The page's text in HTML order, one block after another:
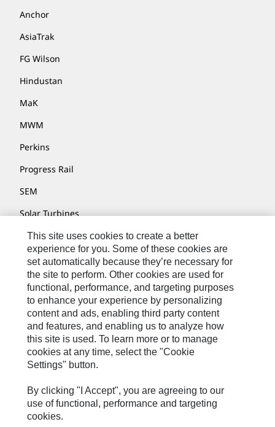
Anchor
AsiaTrak
FG Wilson
Hindustan
MaK
MWM
Perkins
Progress Rail
SEM
Solar Turbines
SPM Oil & Gas
Turner Powertrain Systems
联系我们
网站地图
Cookie Settings
法律声明
隐私条款
Cat.com
This site uses cookies to create a better
experience for you. Some of these cookies are
set automatically because they’re necessary for
the site to perform. Other cookies are used for
functional, performance, and targeting purposes
to enhance your experience by personalizing
content and ads, enabling third party content
and features, and enabling us to analyze how
this site is used. To learn more or to manage
cookies at any time, select the "Cookie
Settings" button.
By clicking "I Accept", you are agreeing to our
use of functional, performance and targeting
cookies.